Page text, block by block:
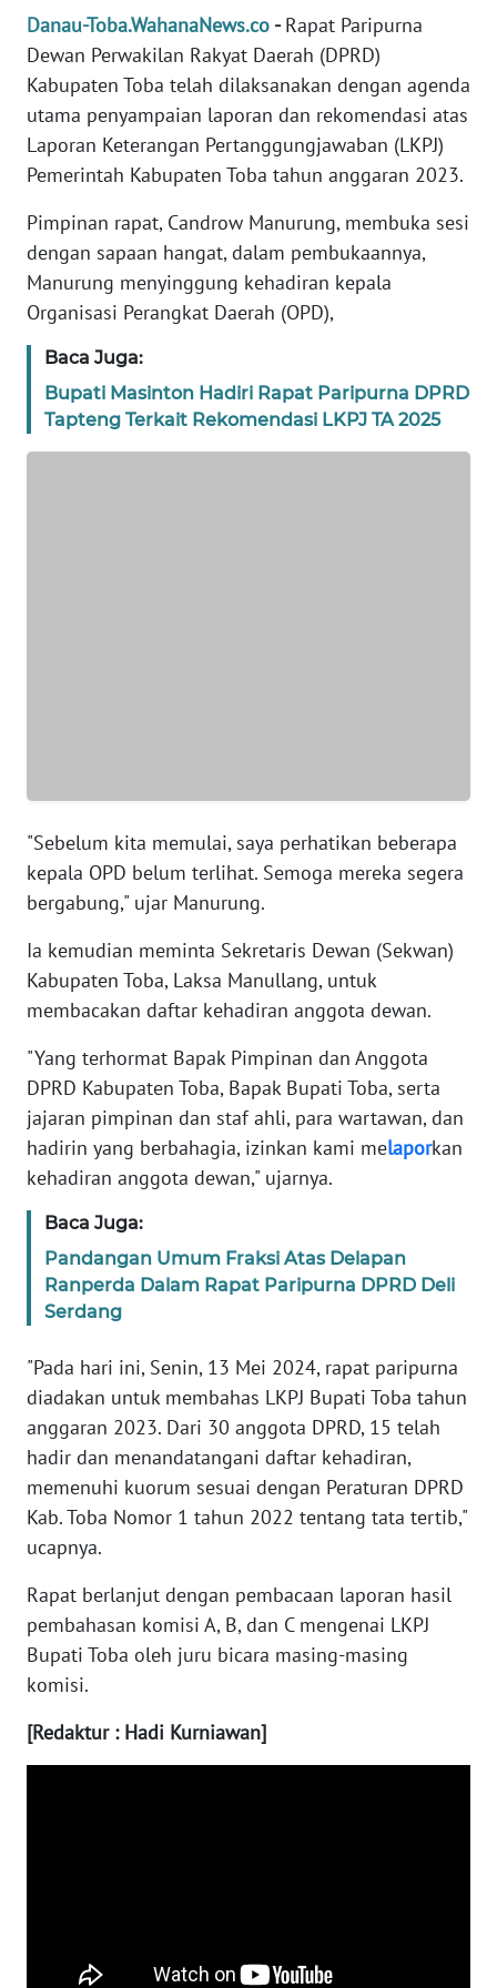
Danau-Toba.WahanaNews.co -Rapat Paripurna
Dewan Perwakilan Rakyat Daerah (DPRD)
Kabupaten Toba telah dilaksanakan dengan agenda
utama penyampaian laporan dan rekomendasi atas
Laporan Keterangan Pertanggungjawaban (LKPJ)
Pemerintah Kabupaten Toba tahun anggaran 2023.
Pimpinan rapat, Candrow Manurung, membuka sesi
dengan sapaan hangat, dalam pembukaannya,
Manurung menyinggung kehadiran kepala
Organisasi Perangkat Daerah (OPD),
Baca Juga:
Bupati Masinton Hadiri Rapat Paripurna DPRD
Tapteng Terkait Rekomendasi LKPJ TA 2025
"Sebelum kita memulai, saya perhatikan beberapa
kepala OPD belum terlihat. Semoga mereka segera
bergabung," ujar Manurung.
Ia kemudian meminta Sekretaris Dewan (Sekwan)
Kabupaten Toba, Laksa Manullang, untuk
membacakan daftar kehadiran anggota dewan.
"Yang terhormat Bapak Pimpinan dan Anggota
DPRD Kabupaten Toba, Bapak Bupati Toba, serta
jajaran pimpinan dan staf ahli, para wartawan, dan
hadirin yang berbahagia, izinkan kami melaporkan
kehadiran anggota dewan," ujarnya.
Baca Juga:
Pandangan Umum Fraksi Atas Delapan
Ranperda Dalam Rapat Paripurna DPRD Deli
Serdang
"Pada hari ini, Senin, 13 Mei 2024, rapat paripurna
diadakan untuk membahas LKPJ Bupati Toba tahun
anggaran 2023. Dari 30 anggota DPRD, 15 telah
hadir dan menandatangani daftar kehadiran,
memenuhi kuorum sesuai dengan Peraturan DPRD
Kab. Toba Nomor 1 tahun 2022 tentang tata tertib,"
ucapnya.
Rapat berlanjut dengan pembacaan laporan hasil
pembahasan komisi A, B, dan C mengenai LKPJ
Bupati Toba oleh juru bicara masing-masing
komisi.
[Redaktur : Hadi Kurniawan]
DISCLAIMER
Wahana
Regional
WN
SUMUT
WN
JAKARTA
WN
PAPUA
WN
PAPUA
BARAT
RIAU
WN
SERAMBI
WN
JAMBI
SULTRA
WN
NTB
WN
SULTENG
WN
SULBAR
WN
BABEL
WN
SUMBAR
SUMSEL
JATENG